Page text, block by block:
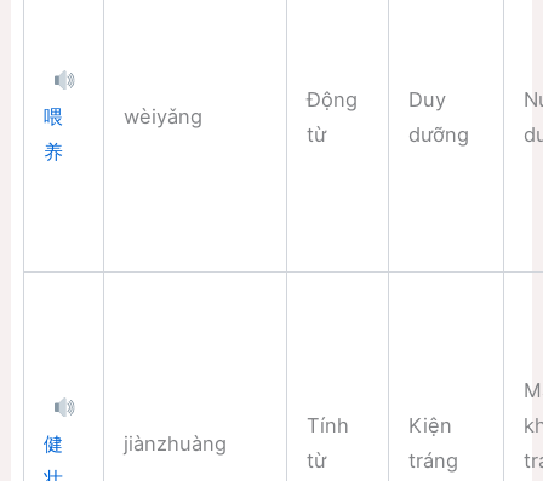
喂
养
wèiyǎng
Động
từ
Duy
dưỡng
健
jiànzhuàng
Tính
từ
Kiện
tráng